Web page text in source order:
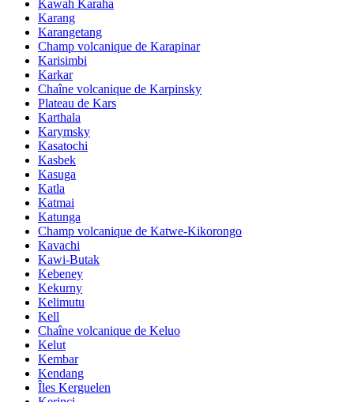
Kawah Karaha
Karang
Karangetang
Champ volcanique de Karapinar
Karisimbi
Karkar
Chaîne volcanique de Karpinsky
Plateau de Kars
Karthala
Karymsky
Kasatochi
Kasbek
Kasuga
Katla
Katmai
Katunga
Champ volcanique de Katwe-Kikorongo
Kavachi
Kawi-Butak
Kebeney
Kekurny
Kelimutu
Kell
Chaîne volcanique de Keluo
Kelut
Kembar
Kendang
Îles Kerguelen